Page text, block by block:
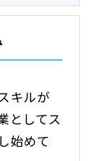
キルが
としてス
始めて